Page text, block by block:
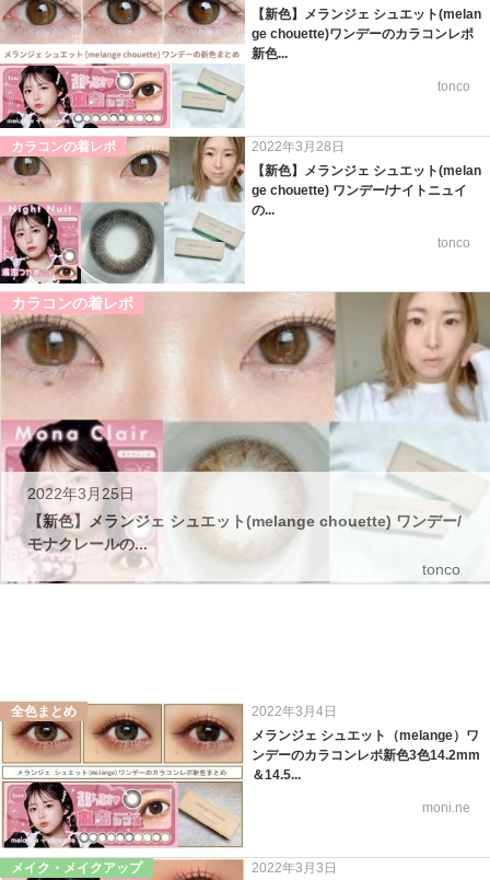
【新色】メランジェ シュエット(melan
ge chouette)ワンデーのカラコンレポ
新色...
tonco
カラコンの着レポ
2022年3月28日
【新色】メランジェ シュエット(melan
ge chouette) ワンデー/ナイトニュイ
の...
tonco
カラコンの着レポ
2022年3月25日
【新色】メランジェ シュエット(melange chouette) ワンデー/
モナクレールの...
tonco
全色まとめ
2022年3月4日
メランジェ シュエット（melange）ワ
ンデーのカラコンレポ新色3色14.2mm
＆14.5...
moni.ne
メイク・メイクアップ
2022年3月3日